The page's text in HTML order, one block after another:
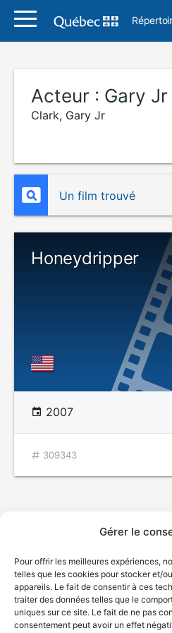
Gérer le
Pour offrir les meilleures expériences,
telles que les cookies pour stocker et/
appareils. Le fait de consentir à ces
traiter des données telles que le
uniques sur ce site. Le fait de ne pas
consentement peut avoir un effet
Acteur : Gary
Clark, Gary Jr
Un film trouvé
Honeydripper
2007
309343